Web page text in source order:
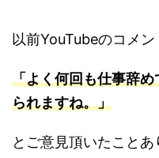
以前YouTubeのコメ
「よく何回も仕事辞
られますね。」
とご意見頂いたことあ